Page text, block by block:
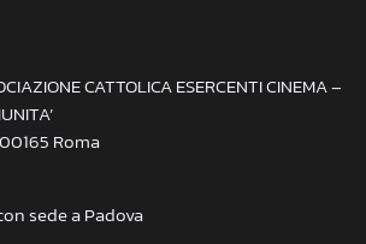
CATTOLICA ESERCENTI CINEMA –
Roma
sede a Padova